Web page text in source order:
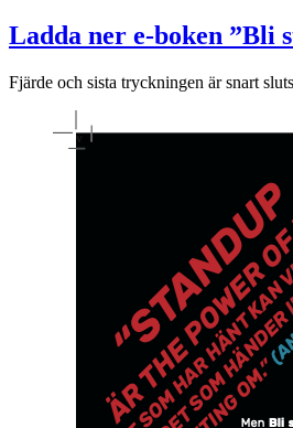
Ladda ner e-boken ”Bli
Fjärde och sista tryckningen är snart